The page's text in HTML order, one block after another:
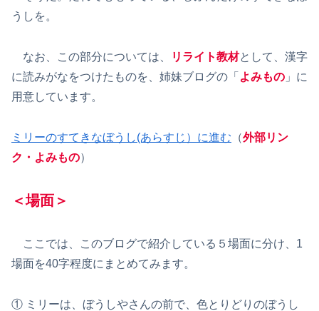
うしを。
なお、この部分については、 リライト教材として、漢字
に読みがなをつけたものを、姉妹ブログの「 よみもの 」に
用意しています。
ミリーのすてきなぼうし(あらすじ）に進む （外部リン
ク ・よみもの）
＜場面＞
ここでは、このブログで紹介している５場面に分け、1
場面を40字程度にまとめてみます。
① ミリーは、ぼうしやさんの前で、色とりどりのぼうし